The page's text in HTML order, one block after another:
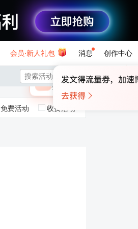
会员·新人礼包 消息 创作中心
×
🎁 未登录
登录领取最高

免费活动 收费活动